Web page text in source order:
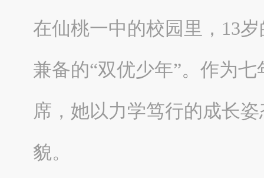
在仙桃一中的校园里，13
兼备的“双优少年”。作为
席，她以力学笃行的成长
貌。